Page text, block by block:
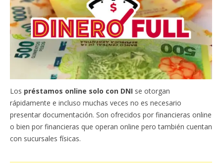
Los préstamos online solo con DNI se otorgan
rápidamente e incluso muchas veces no es necesario
presentar documentación. Son ofrecidos por financieras online
o bien por financieras que operan online pero también cuentan
con sucursales físicas.